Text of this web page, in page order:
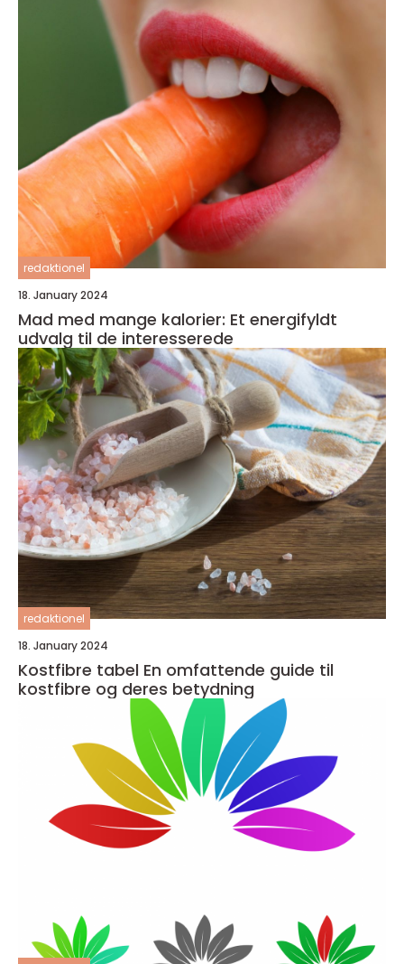
redaktionel
18. January 2024
Mad med mange kalorier: Et energifyldt
udvalg til de interesserede
redaktionel
18. January 2024
Kostfibre tabel En omfattende guide til
kostfibre og deres betydning